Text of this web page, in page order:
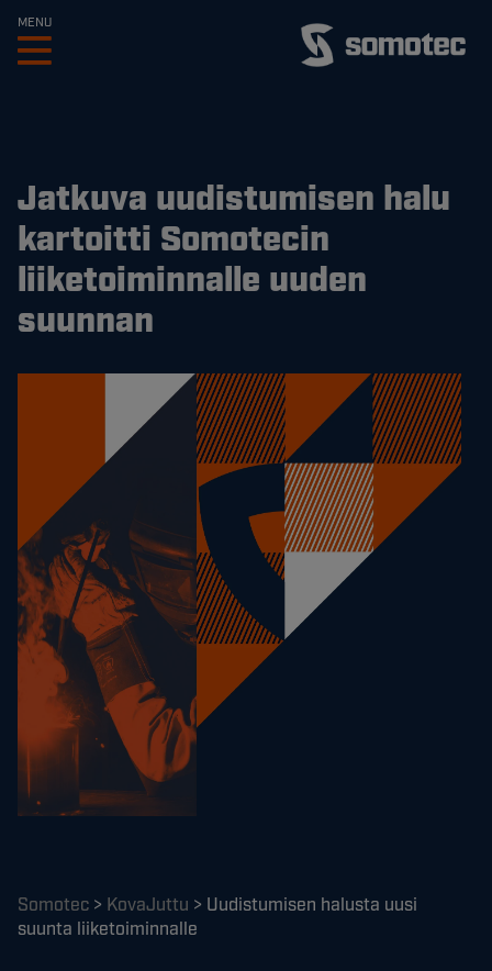
MENU
Jatkuva uudistumisen halu
kartoitti Somotecin
liiketoiminnalle uuden
suunnan
Somotec > KovaJuttu > Uudistumisen halusta uusi
suunta liiketoiminnalle